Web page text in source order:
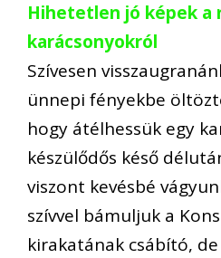
Hihetetlen jó képek a
karácsonyokról
Szívesen
ünnepi fényekbe
hogy átélhessük egy
készülődős késő
viszont kevésbé
szívvel bámuljuk a
kirakatának csábító,